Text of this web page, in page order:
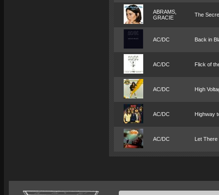
ABRAMS,
GRACIE
The
AC/DC Back in
AC/DC Flick of
AC/DC High
AC/DC Highway
AC/DC Let There